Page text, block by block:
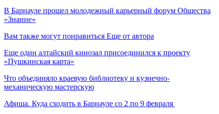
В Барнауле прошел молодежный карьерный форум Общества
«Знание»
Вам также могут понравиться Еще от автора
Еще один алтайский кинозал присоединился к проекту
«Пушкинская карта»
Что объединяло краевую библиотеку и кузнечно-
механическую мастерскую
Афиша. Куда сходить в Барнауле со 2 по 9 февраля